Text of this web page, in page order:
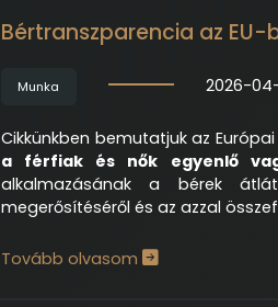
Bértranszparencia az
Munka 2026-
Cikkünkben bemutatjuk az
a férfiak és nők egyenlő
alkalmazásának a bérek
megerősítéséről és az azzal
Tovább olvasom